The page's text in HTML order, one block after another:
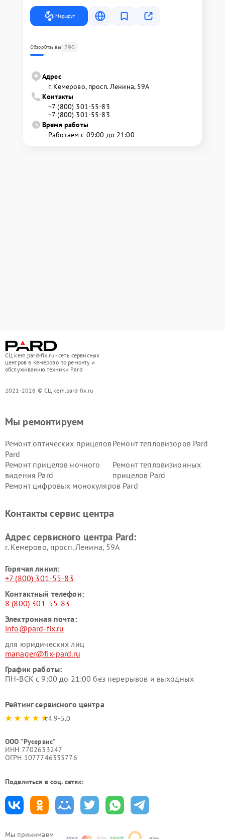
Маршрут
ОбзорОтзывы 290
Адрес
г. Кемерово, просп. Ленина, 59А
Контакты
+7 (800) 301-55-83
+7 (800) 301-55-83
Время работы
Работаем с 09:00 до 21:00
СЦ kem.pard-fix.ru - сеть сервисных
центров в Кемерово по ремонту и
обслуживанию техники Pard
2021-2026 © СЦ kem.pard-fix.ru
Мы принимаем
Мы ремонтируем
Ремонт оптических прицелов
Pard
Ремонт тепловизоров Pard
Ремонт прицелов ночного
видения Pard
Ремонт тепловизионных
прицелов Pard
Ремонт цифровых монокуляров Pard
Контакты сервис центра
Адрес сервисного центра Pard:
г. Кемерово, просп. Ленина, 59А
Горячая линия:
+7 (800) 301-55-83
Контактный телефон:
8 (800) 301-55-83
Электронная почта:
info@pard-fix.ru
для юридических лиц
manager@fix-pard.ru
График работы:
ПН-ВСК с 9:00 до 21:00 без перерывов и выходных
Рейтинг сервисного центра
4.9-5.0
ООО "Русервис"
ИНН 7702633247
ОГРН 1077746335776
Поделиться в соц. сетях: